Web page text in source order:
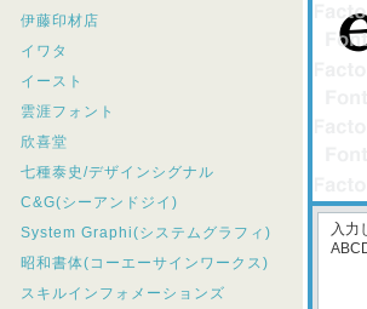
伊藤印材店
イワタ
イースト
雲涯フォント
欣喜堂
七種泰史/デザインシグナル
C&G(シーアンドジイ)
System Graphi(システムグラフィ)
昭和書体(コーエーサインワークス)
スキルインフォメーションズ